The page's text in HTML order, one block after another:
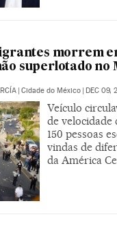
morrem
superlotado no
| Cidade do México | DEC 09,
Veículo
de velocidade
150 pessoas
vindas de
da América